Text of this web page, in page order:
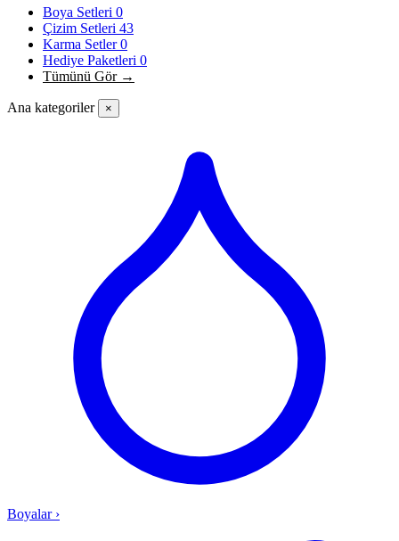
Boya Setleri 0
Çizim Setleri 43
Karma Setler0
Hediye Paketleri 0
Tümünü Gör →
Ana kategoriler ×
Boyalar ›